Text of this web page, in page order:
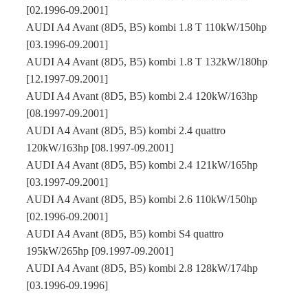
[02.1996-09.2001]
AUDI A4 Avant (8D5, B5) kombi 1.8 T 110kW/150hp
[03.1996-09.2001]
AUDI A4 Avant (8D5, B5) kombi 1.8 T 132kW/180hp
[12.1997-09.2001]
AUDI A4 Avant (8D5, B5) kombi 2.4 120kW/163hp
[08.1997-09.2001]
AUDI A4 Avant (8D5, B5) kombi 2.4 quattro
120kW/163hp [08.1997-09.2001]
AUDI A4 Avant (8D5, B5) kombi 2.4 121kW/165hp
[03.1997-09.2001]
AUDI A4 Avant (8D5, B5) kombi 2.6 110kW/150hp
[02.1996-09.2001]
AUDI A4 Avant (8D5, B5) kombi S4 quattro
195kW/265hp [09.1997-09.2001]
AUDI A4 Avant (8D5, B5) kombi 2.8 128kW/174hp
[03.1996-09.1996]